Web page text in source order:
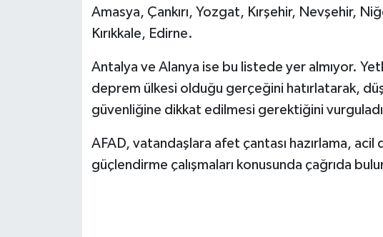
Amasya, Çankırı, Yozgat, Kırşehir, Nevşehir,
Kırıkkale, Edirne.
Antalya ve Alanya ise bu listede yer almıyor.
deprem ülkesi olduğu gerçeğini hatırlatarak,
güvenliğine dikkat edilmesi gerektiğini
AFAD, vatandaşlara afet çantası hazırlama, acil
güçlendirme çalışmaları konusunda çağrıda